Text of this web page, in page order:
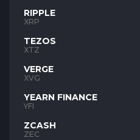
RIPPLE
XRP
TEZOS
XTZ
VERGE
XVG
YEARN FINANCE
YFI
ZCASH
ZEC